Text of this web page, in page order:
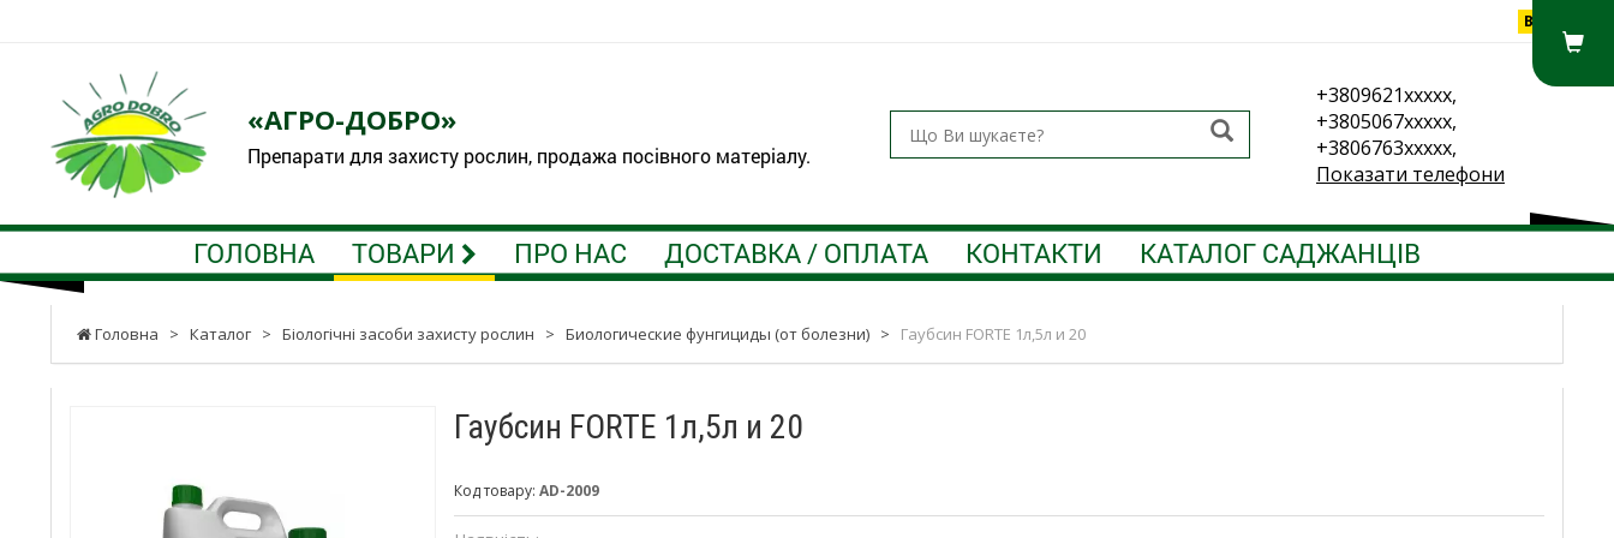
Вхід
«АГРО-ДОБРО»
Препарати для захисту рослин, продажа посівного матеріалу.
+3809621xxxxx,
+3805067xxxxx,
+3806763xxxxx,
Показати телефони
ГОЛОВНА ТОВАРИ ПРО НАС ДОСТАВКА / ОПЛАТА КОНТАКТИ КАТАЛОГ САДЖАНЦІВ
Головна > Каталог > Біологічні засоби захисту рослин > Биологические фунгициды (от болезни) > Гаубсин FORTE 1л,5л и 20
Гаубсин FORTE 1л,5л и 20
Код товару: AD-2009